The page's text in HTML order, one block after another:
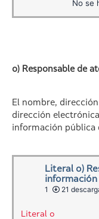
No se
o) Responsable de
El nombre,
dirección
información pública
Literal o)
información
1
21
Literal o